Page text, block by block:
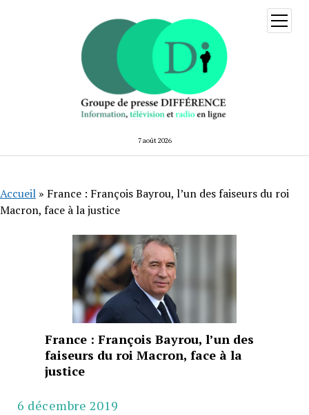
7 août 2026
ouvrir
menu
Accueil » France : François Bayrou, l’un des faiseurs du roi
Macron, face à la justice
France : François Bayrou, l’un des
faiseurs du roi Macron, face à la
justice
6 décembre 2019